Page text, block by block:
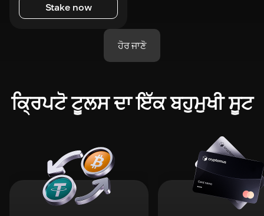
Stake now
ਹੋਰ ਜਾਣੋ
ਕ੍ਰਿਪਟੋ ਟੂਲਸ ਦਾ ਇੱਕ ਬਹੁਮੁਖੀ ਸੂਟ